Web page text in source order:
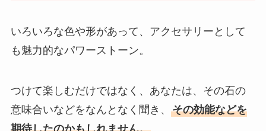
いろいろな色や形があって、アクセサリーとして
も魅力的なパワーストーン。
つけて楽しむだけではなく、あなたは、その石の
意味合いなどをなんとなく聞き、 その効能などを